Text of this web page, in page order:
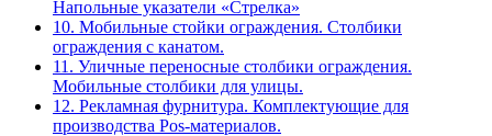
Напольные указатели «Стрелка»
10. Мобильные стойки ограждения. Столбики
ограждения с канатом.
11. Уличные переносные столбики ограждения.
Мобильные столбики для улицы.
12. Рекламная фурнитура. Комплектующие для
производства Pos-материалов.